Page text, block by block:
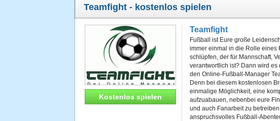
Teamfight - kostenlos spielen
Kostenlos spielen
Teamfight
Fußball ist Eure große
immer einmal in die Rolle eines
schlüpfen, der für Mannschaft,
verantwortlich ist? Dann wird es
den Online-Fußball-Manager
Denn bei diesem kostenlosen
einmalige Möglichkeit, eine
aufzuabauen, nebenbei eure
und auch Fanarbeit zu
anspruchsvolles Fußball-